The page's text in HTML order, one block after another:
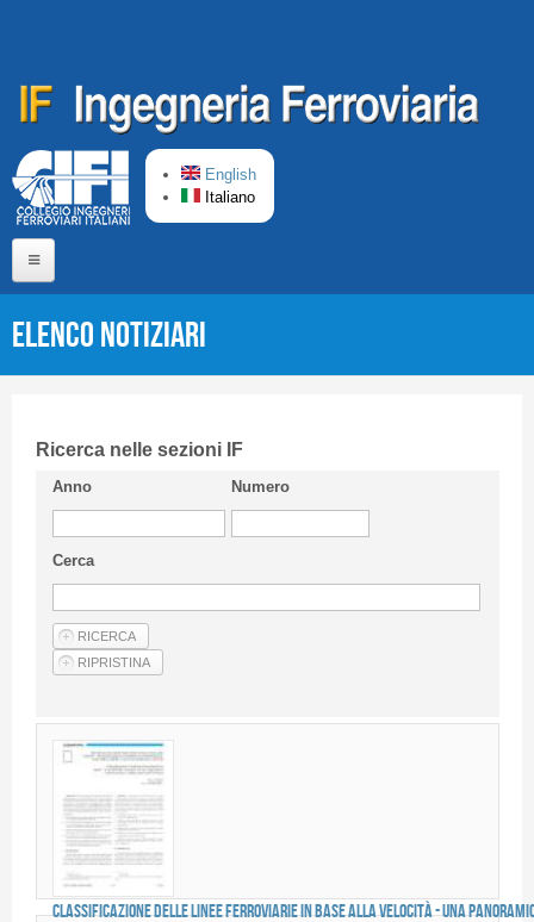
English
Italiano
CIFI in breve
Linee Guida
Privacy Policy
Articoli
Fornitori di prodotti e servizi
Elenco Notiziari
Ricerca nelle sezioni IF
Anno Numero
Cerca
Classificazione delle linee ferroviarie in base alla velocità - Una